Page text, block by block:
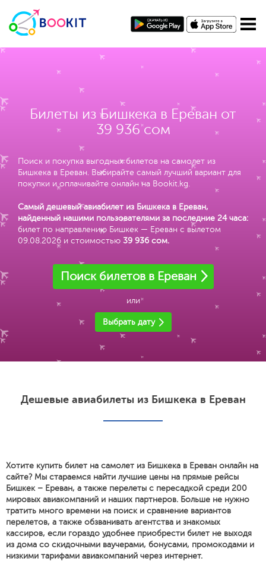
Билеты из Бишкека в Ереван от
39 936 сом
Поиск и покупка выгодных билетов на самолет из
Бишкека в Ереван. Выбирайте самый лучший вариант для
покупки и оплачивайте онлайн на Bookit.kg.
Самый дешевый авиабилет из Бишкека в Ереван,
найденный нашими пользователями за последние 24 часа:
билет по направлению Бишкек — Ереван с вылетом
09.08.2026 и стоимостью 39 936 сом.
Поиск билетов в Ереван
или
Выбрать дату
Дешевые авиабилеты из Бишкека в Ереван
Хотите купить билет на самолет из Бишкека в Ереван онлайн на
сайте? Мы стараемся найти лучшие цены на прямые рейсы
Бишкек – Ереван, а также перелеты с пересадкой среди 200
мировых авиакомпаний и наших партнеров. Больше не нужно
тратить много времени на поиск и сравнение вариантов
перелетов, а также обзванивать агентства и знакомых
кассиров, если гораздо удобнее приобрести билет не выходя
из дома со скидочными ваучерами, бонусами, промокодами и
низкими тарифами авиакомпаний через интернет.